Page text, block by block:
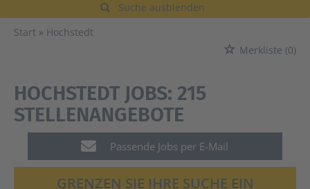
Suche ausblenden
Start
Hochstedt
Merkliste (0)
HOCHSTEDT JOBS: 215
STELLENANGEBOTE
Passende Jobs per E-Mail
GRENZEN SIE IHRE SUCHE EIN